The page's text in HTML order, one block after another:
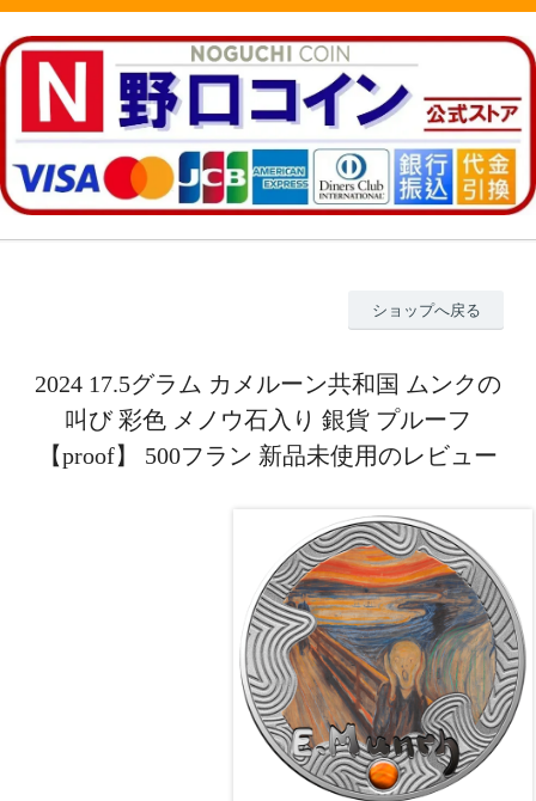
ショップへ戻る
2024 17.5グラム カメルーン共和国 ムンクの
叫び 彩色 メノウ石入り 銀貨 プルーフ
【proof】 500フラン 新品未使用のレビュー